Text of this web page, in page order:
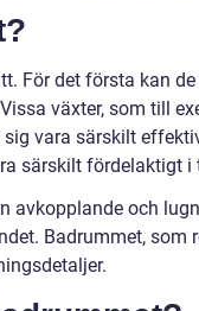
För det första kan
växter, som till
vara särskilt
särskilt fördelaktigt i
avkopplande och
Badrummet, som